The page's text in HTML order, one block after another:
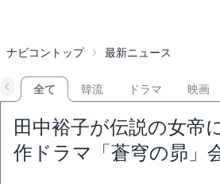
ナビコントップ 最新ニュース
全て 韓流 ドラマ 映画
田中裕子が伝説の女帝
作ドラマ「蒼穹の昴」